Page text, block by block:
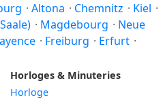
· Altona · Chemnitz · Kiel ·
· Magdebourg · Neue
· Freiburg · Erfurt ·
Horloges & Minuteries
Horloge